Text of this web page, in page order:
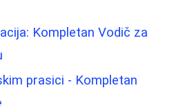
Kompletan Vodič za
prasici - Kompletan